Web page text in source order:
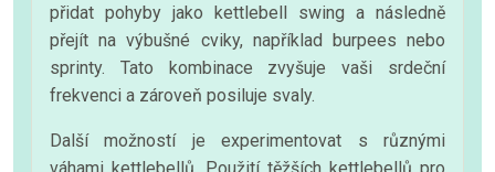
přidat pohyby jako kettlebell swing a následně
přejít na výbušné cviky, například burpees nebo
sprinty. Tato kombinace zvyšuje vaši srdeční
frekvenci a zároveň posiluje svaly.
Další možností je experimentovat s různými